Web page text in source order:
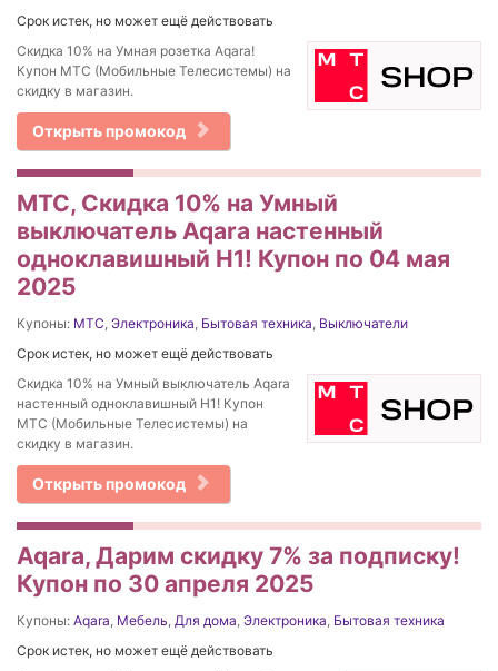
Срок истек, но может ещё действовать
Скидка 10% на Умная розетка Aqara!
Купон МТС (Мобильные Телесистемы) на
скидку в магазин.
Открыть промокод
МТС, Скидка 10% на Умный
выключатель Aqara настенный
одноклавишный H1! Купон по 04 мая
2025
Купоны: МТС, Электроника, Бытовая техника, Выключатели
Срок истек, но может ещё действовать
Скидка 10% на Умный выключатель Aqara
настенный одноклавишный H1! Купон
МТС (Мобильные Телесистемы) на
скидку в магазин.
Открыть промокод
Aqara, Дарим скидку 7% за подписку!
Купон по 30 апреля 2025
Купоны: Aqara, Мебель, Для дома, Электроника, Бытовая техника
Срок истек, но может ещё действовать